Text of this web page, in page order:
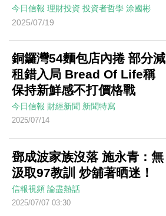
今日信報 理財投資 投資者哲學 涂國彬
2025/07/19
銅鑼灣54麵包店內捲 部分減
租錯入局 Bread Of Life稱
保持新鮮感不打價格戰
今日信報 財經新聞 新聞特寫
2025/07/14
鄧成波家族沒落 施永青：無
汲取97教訓 炒舖著晒迷！
信報視頻 論盡熱話
2025/07/07 03:30